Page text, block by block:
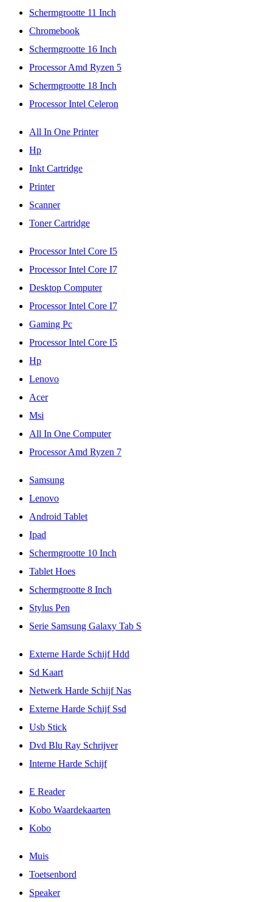
Schermgrootte 11 Inch
Chromebook
Schermgrootte 16 Inch
Processor Amd Ryzen 5
Schermgrootte 18 Inch
Processor Intel Celeron
All In One Printer
Hp
Inkt Cartridge
Printer
Scanner
Toner Cartridge
Processor Intel Core I5
Processor Intel Core I7
Desktop Computer
Processor Intel Core I7
Gaming Pc
Processor Intel Core I5
Hp
Lenovo
Acer
Msi
All In One Computer
Processor Amd Ryzen 7
Samsung
Lenovo
Android Tablet
Ipad
Schermgrootte 10 Inch
Tablet Hoes
Schermgrootte 8 Inch
Stylus Pen
Serie Samsung Galaxy Tab S
Externe Harde Schijf Hdd
Sd Kaart
Netwerk Harde Schijf Nas
Externe Harde Schijf Ssd
Usb Stick
Dvd Blu Ray Schrijver
Interne Harde Schijf
E Reader
Kobo Waardekaarten
Kobo
Muis
Toetsenbord
Speaker